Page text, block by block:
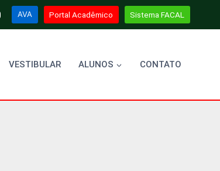
AVA Portal Acadêmico Sistema FACAL
VESTIBULAR ALUNOS CONTATO